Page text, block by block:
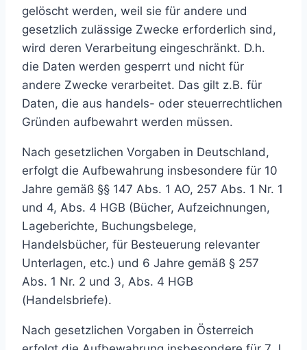
gelöscht werden, weil sie für andere und
gesetzlich zulässige Zwecke erforderlich sind,
wird deren Verarbeitung eingeschränkt. D.h.
die Daten werden gesperrt und nicht für
andere Zwecke verarbeitet. Das gilt z.B. für
Daten, die aus handels- oder steuerrechtlichen
Gründen aufbewahrt werden müssen.
Nach gesetzlichen Vorgaben in Deutschland,
erfolgt die Aufbewahrung insbesondere für 10
Jahre gemäß §§ 147 Abs. 1 AO, 257 Abs. 1 Nr. 1
und 4, Abs. 4 HGB (Bücher, Aufzeichnungen,
Lageberichte, Buchungsbelege,
Handelsbücher, für Besteuerung relevanter
Unterlagen, etc.) und 6 Jahre gemäß § 257
Abs. 1 Nr. 2 und 3, Abs. 4 HGB
(Handelsbriefe).
Nach gesetzlichen Vorgaben in Österreich